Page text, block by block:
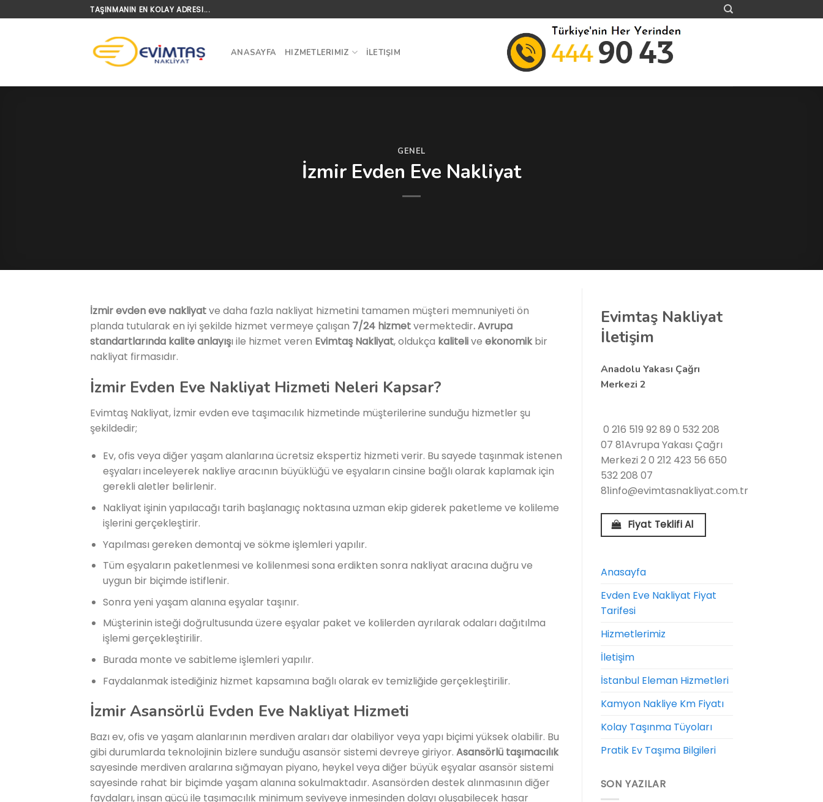
to
TAŞINMANIN EN KOLAY ADRESI...
ANASAYFA HIZMETLERIMIZ İLETIŞIM
GENEL
İzmir Evden Eve Nakliyat
İzmir evden eve nakliyatve daha fazla nakliyat hizmetini tamamen müşteri memnuniyeti ön
planda tutularak en iyi şekilde hizmet vermeye çalışan 7/24 hizmetvermektedir. Avrupa
standartlarında kalite anlayışı ile hizmet veren Evimtaş Nakliyat, oldukça kalitelive ekonomikbir
nakliyat firmasıdır.
İzmir Evden Eve Nakliyat Hizmeti Neleri Kapsar?
Evimtaş Nakliyat, İzmir evden eve taşımacılık hizmetinde müşterilerine sunduğu hizmetler şu
şekildedir;
Ev, ofis veya diğer yaşam alanlarına ücretsiz ekspertiz hizmeti verir. Bu sayede taşınmak istenen
eşyaları inceleyerek nakliye aracının büyüklüğü ve eşyaların cinsine bağlı olarak kaplamak için
gerekli aletler belirlenir.
Nakliyat işinin yapılacağı tarih başlanagıç noktasına uzman ekip giderek paketleme ve kolileme
işlerini gerçekleştirir.
Yapılması gereken demontaj ve sökme işlemleri yapılır.
Tüm eşyaların paketlenmesi ve kolilenmesi sona erdikten sonra nakliyat aracına duğru ve
uygun bir biçimde istiflenir.
Sonra yeni yaşam alanına eşyalar taşınır.
Müşterinin isteği doğrultusunda üzere eşyalar paket ve kolilerden ayrılarak odaları dağıtılma
işlemi gerçekleştirilir.
Burada monte ve sabitleme işlemleri yapılır.
Faydalanmak istediğiniz hizmet kapsamına bağlı olarak ev temizliğide gerçekleştirilir.
İzmir Asansörlü Evden Eve Nakliyat Hizmeti
Bazı ev, ofis ve yaşam alanlarının merdiven araları dar olabiliyor veya yapı biçimi yüksek olabilir. Bu
gibi durumlarda teknolojinin bizlere sunduğu asansör sistemi devreye giriyor. Asansörlü taşımacılık
sayesinde merdiven aralarına sığmayan piyano, heykel veya diğer büyük eşyalar asansör sistemi
sayesinde rahat bir biçimde yaşam alanına sokulmaktadır. Asansörden destek alınmasının diğer
faydaları, insan gücü ile taşımacılık minimum seviyeye inmesinden dolayı oluşabilecek hasar
Evimtaş Nakliyat
İletişim
Anadolu Yakası Çağrı
Merkezi 2
0 216 519 92 89 0 532 208
07 81Avrupa Yakası Çağrı
Merkezi 2 0 212 423 56 650
532 208 07
81info@evimtasnakliyat.com.tr
Fiyat Teklifi Al
Anasayfa
Evden Eve Nakliyat Fiyat
Tarifesi
Hizmetlerimiz
İletişim
İstanbul Eleman Hizmetleri
Kamyon Nakliye Km Fiyatı
Kolay Taşınma Tüyoları
Pratik Ev Taşıma Bilgileri
SON YAZILAR